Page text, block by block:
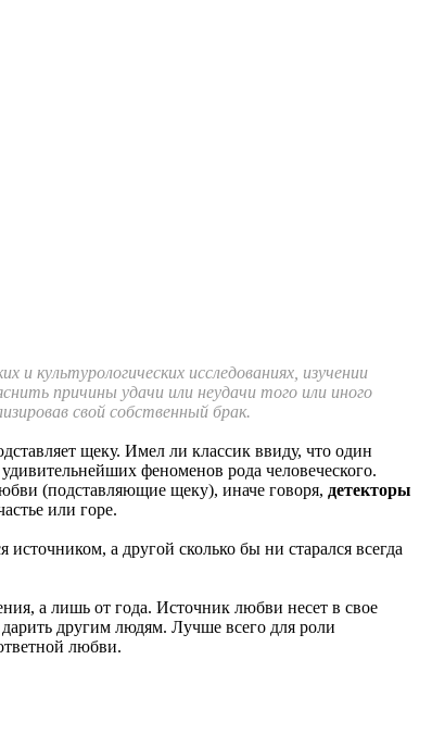
культурологических исследованиях, изучении
причины удачи или неудачи того или иного
свой собственный брак.
щеку. Имел ли классик ввиду, что один
феноменов рода человеческого.
(подставляющие щеку), иначе говоря, детекторы
или горе.
а другой сколько бы ни старался всегда
а лишь от года. Источник любви несет в свое
другим людям. Лучше всего для роли
любви.